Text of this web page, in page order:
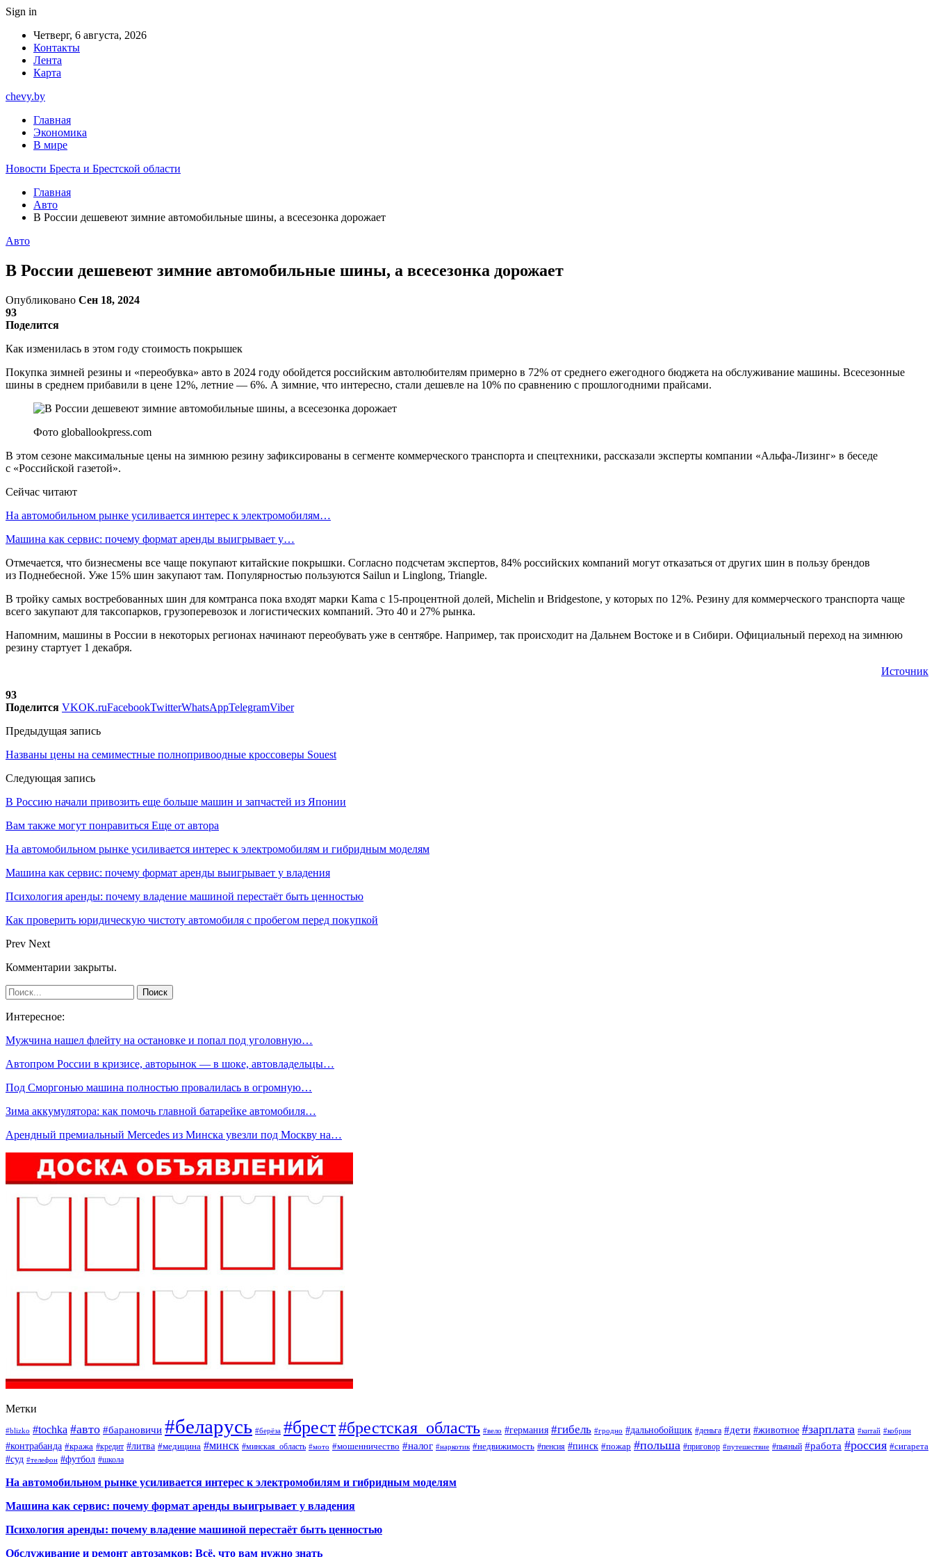
Sign in
Четверг, 6 августа, 2026
Контакты
Лента
Карта
chevy.by
Главная
Экономика
В мире
Новости Бреста и Брестской области
Главная
Авто
В России дешевеют зимние автомобильные шины, а всесезонка дорожает
Авто
В России дешевеют зимние автомобильные шины, а всесезонка дорожает
Опубликовано Сен 18, 2024
93
Поделится
Как изменилась в этом году стоимость покрышек
Покупка зимней резины и «переобувка» авто в 2024 году обойдется российским автолюбителям примерно в 72% от среднего ежегодного бюджета на обслуживание машины. Всесезонные
шины в среднем прибавили в цене 12%, летние — 6%. А зимние, что интересно, стали дешевле на 10% по сравнению с прошлогодними прайсами.
Фото globallookpress.com
В этом сезоне максимальные цены на зимнюю резину зафиксированы в сегменте коммерческого транспорта и спецтехники, рассказали эксперты компании «Альфа-Лизинг» в беседе
с «Российской газетой».
Сейчас читают
На автомобильном рынке усиливается интерес к электромобилям…
Машина как сервис: почему формат аренды выигрывает у…
Отмечается, что бизнесмены все чаще покупают китайские покрышки. Согласно подсчетам экспертов, 84% российских компаний могут отказаться от других шин в пользу брендов
из Поднебесной. Уже 15% шин закупают там. Популярностью пользуются Sailun и Linglong, Triangle.
В тройку самых востребованных шин для комтранса пока входят марки Kama с 15-процентной долей, Michelin и Bridgestone, у которых по 12%. Резину для коммерческого транспорта чаще
всего закупают для таксопарков, грузоперевозок и логистических компаний. Это 40 и 27% рынка.
Напомним, машины в России в некоторых регионах начинают переобувать уже в сентябре. Например, так происходит на Дальнем Востоке и в Сибири. Официальный переход на зимнюю
резину стартует 1 декабря.
Источник
93
Поделится VKOK.ruFacebookTwitterWhatsAppTelegramViber
Предыдущая запись
Названы цены на семиместные полнопривоодные кроссоверы Souest
Следующая запись
В Россию начали привозить еще больше машин и запчастей из Японии
Вам также могут понравиться Еще от автора
На автомобильном рынке усиливается интерес к электромобилям и гибридным моделям
Машина как сервис: почему формат аренды выигрывает у владения
Психология аренды: почему владение машиной перестаёт быть ценностью
Как проверить юридическую чистоту автомобиля с пробегом перед покупкой
Prev Next
Комментарии закрыты.
Интересное:
Мужчина нашел флейту на остановке и попал под уголовную…
Автопром России в кризисе, авторынок — в шоке, автовладельцы…
Под Сморгонью машина полностью провалилась в огромную…
Зима аккумулятора: как помочь главной батарейке автомобиля…
Арендный премиальный Mercedes из Минска увезли под Москву на…
Метки
#blizko #tochka #авто #барановичи #беларусь #берёза #брест#брестская_область #вело #германия #гибель #гродно #дальнобойщик #деньга #дети #животное #зарплата #китай #кобрин
#контрабанда #кража #кредит #литва #медицина #минск #минская_область #мото #мошенничество #налог #наркотик #недвижимость #пенсия #пинск #пожар #польша #приговор #путешествие #пьяный #работа #россия #сигарета
#суд #телефон #футбол #школа
На автомобильном рынке усиливается интерес к электромобилям и гибридным моделям
Машина как сервис: почему формат аренды выигрывает у владения
Психология аренды: почему владение машиной перестаёт быть ценностью
Обслуживание и ремонт автозамков: Всё, что вам нужно знать